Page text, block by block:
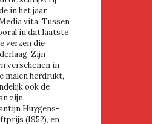
in het jaar
vita. Tussen
in dat laatste
verzen die
Zijn
verschenen in
malen herdrukt,
ook de
zijn
Huygens-
(1952), en